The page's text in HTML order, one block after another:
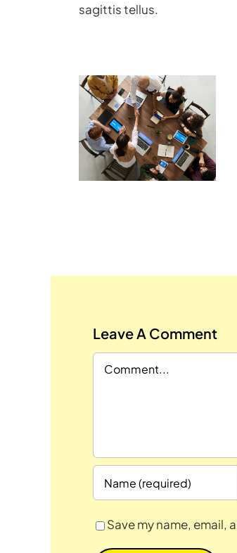
sagittis tellus.
Leave A Comment
Comment
Save my name, email,